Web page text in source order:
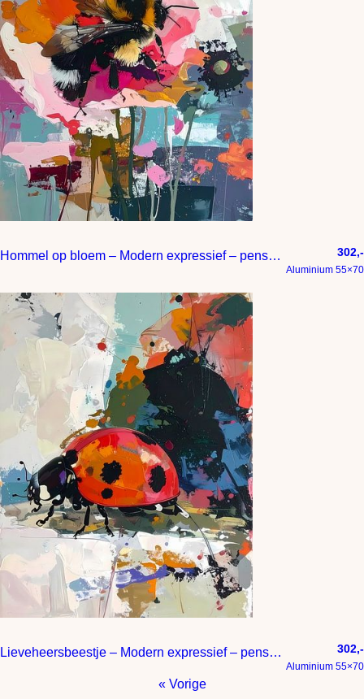
Hommel op bloem – Modern expressief – penseelstreken en abstracte kleurige vlakken 302,-
Aluminium 55×70
Lieveheersbeestje – Modern expressief – penseelstreken en abstracte kleurige vlakken 302,-
Aluminium 55×70
« Vorige